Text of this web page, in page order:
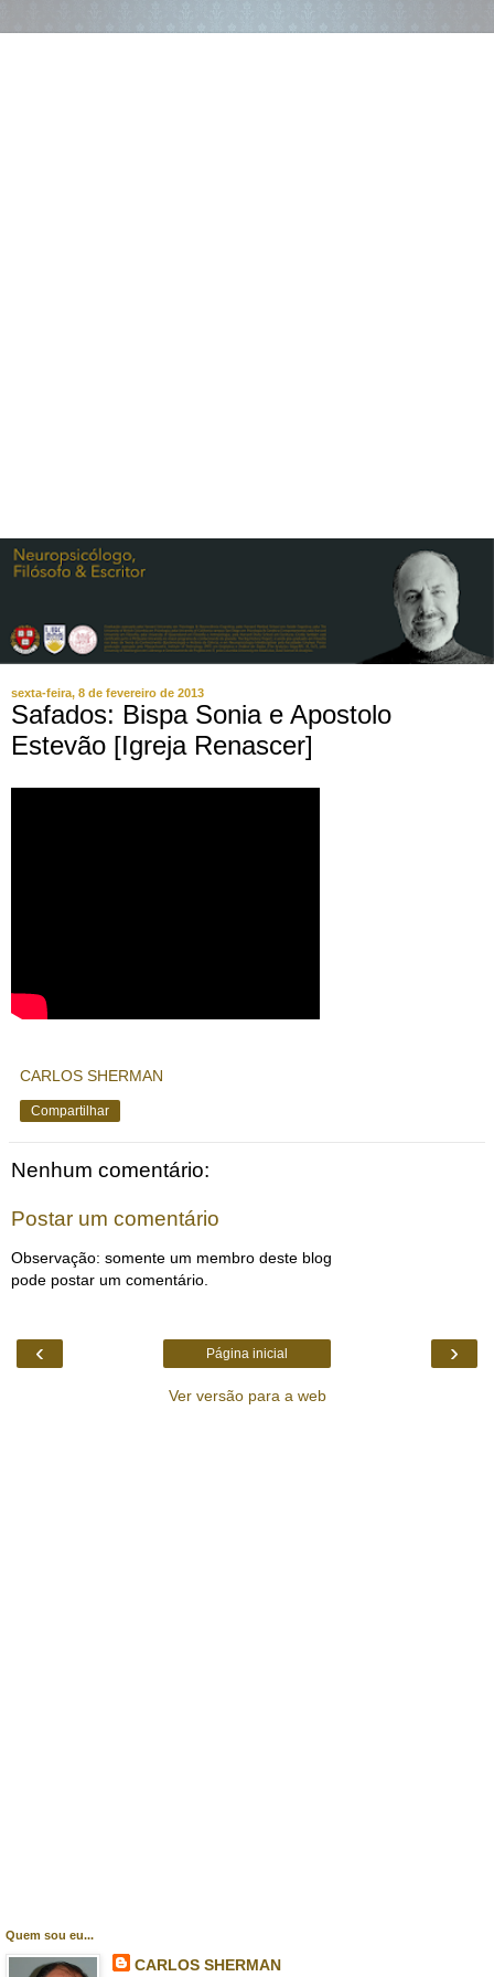
sexta-feira, 8 de fevereiro de 2013
Safados: Bispa Sonia e Apostolo
Estevão [Igreja Renascer]
CARLOS SHERMAN
Compartilhar
Nenhum comentário:
Postar um comentário
Observação: somente um membro deste blog
pode postar um comentário.
‹ ›
Página inicial
Ver versão para a web
Quem sou eu...
CARLOS SHERMAN